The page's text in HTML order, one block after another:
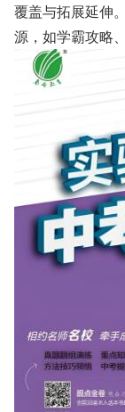
覆盖与拓展延伸
源，如学霸攻略